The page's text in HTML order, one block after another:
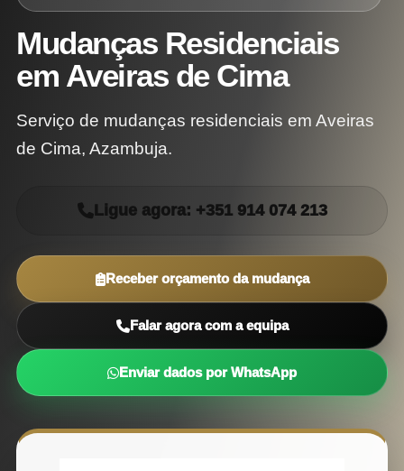
Mudanças Residenciais
em Aveiras de Cima
Serviço de mudanças residenciais em Aveiras
de Cima, Azambuja.
Ligue agora: +351 914 074 213
Receber orçamento da mudança
Falar agora com a equipa
Enviar dados por WhatsApp